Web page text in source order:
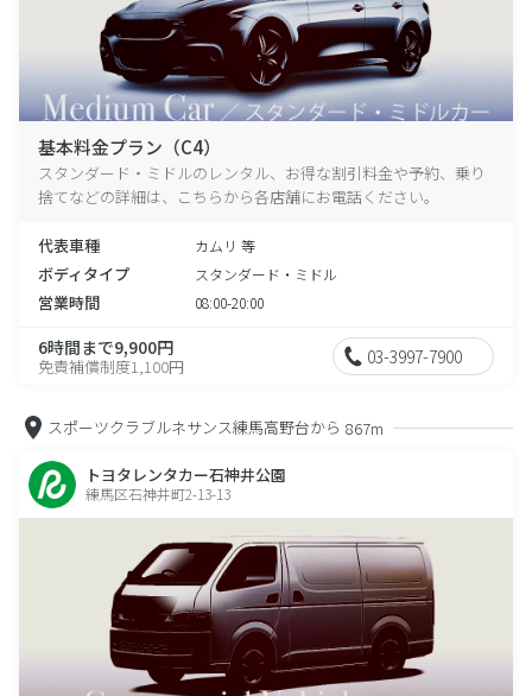
基本料金プラン（C4）
スタンダード・ミドルのレンタル、お得な割引料金や予約、乗り
捨てなどの詳細は、こちらから各店舗にお電話ください。
代表車種 カムリ 等
ボディタイプ スタンダード・ミドル
営業時間 08:00-20:00
6時間まで9,900円
免責補償制度1,100円 03-3997-7900
スポーツクラブルネサンス練馬高野台から 867m
トヨタレンタカー石神井公園
練馬区石神井町2-13-13